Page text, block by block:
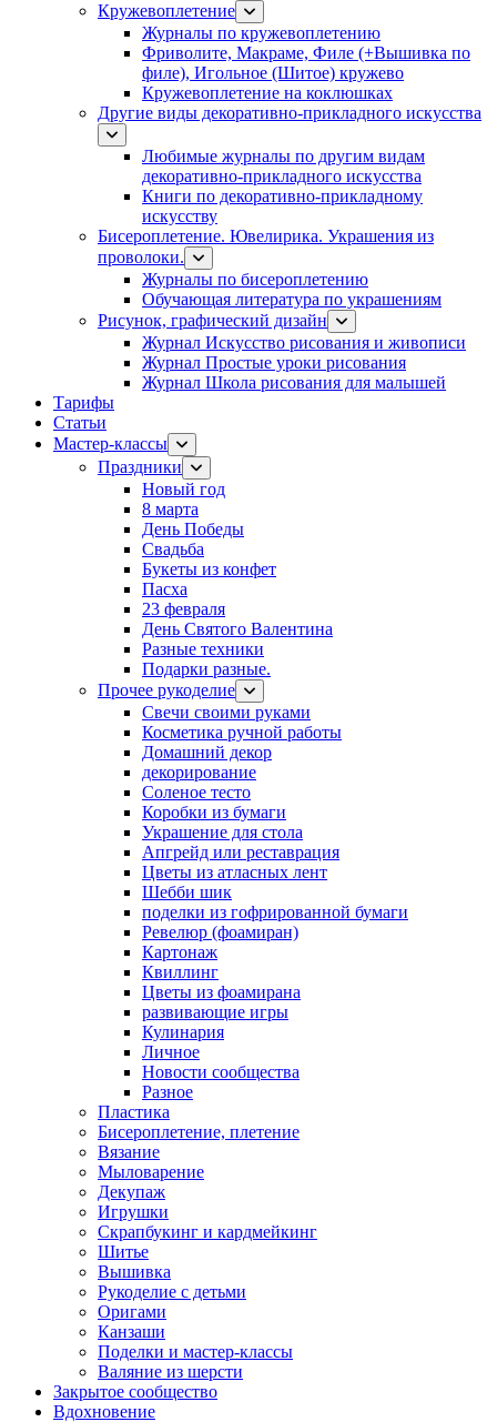
Кружевоплетение
Журналы по кружевоплетению
Фриволите, Макраме, Филе (+Вышивка по
филе), Игольное (Шитое) кружево
Кружевоплетение на коклюшках
Другие виды декоративно-прикладного искусства
Любимые журналы по другим видам
декоративно-прикладного искусства
Книги по декоративно-прикладному
искусству
Бисероплетение. Ювелирика. Украшения из
проволоки.
Журналы по бисероплетению
Обучающая литература по украшениям
Рисунок, графический дизайн
Журнал Искусство рисования и живописи
Журнал Простые уроки рисования
Журнал Школа рисования для малышей
Тарифы
Статьи
Мастер-классы
Праздники
Новый год
8 марта
День Победы
Свадьба
Букеты из конфет
Пасха
23 февраля
День Святого Валентина
Разные техники
Подарки разные.
Прочее рукоделие
Свечи своими руками
Косметика ручной работы
Домашний декор
декорирование
Соленое тесто
Коробки из бумаги
Украшение для стола
Апгрейд или реставрация
Цветы из атласных лент
Шебби шик
поделки из гофрированной бумаги
Ревелюр (фоамиран)
Картонаж
Квиллинг
Цветы из фоамирана
развивающие игры
Кулинария
Личное
Новости сообщества
Разное
Пластика
Бисероплетение, плетение
Вязание
Мыловарение
Декупаж
Игрушки
Скрапбукинг и кардмейкинг
Шитье
Вышивка
Рукоделие с детьми
Оригами
Канзаши
Поделки и мастер-классы
Валяние из шерсти
Закрытое сообщество
Вдохновение